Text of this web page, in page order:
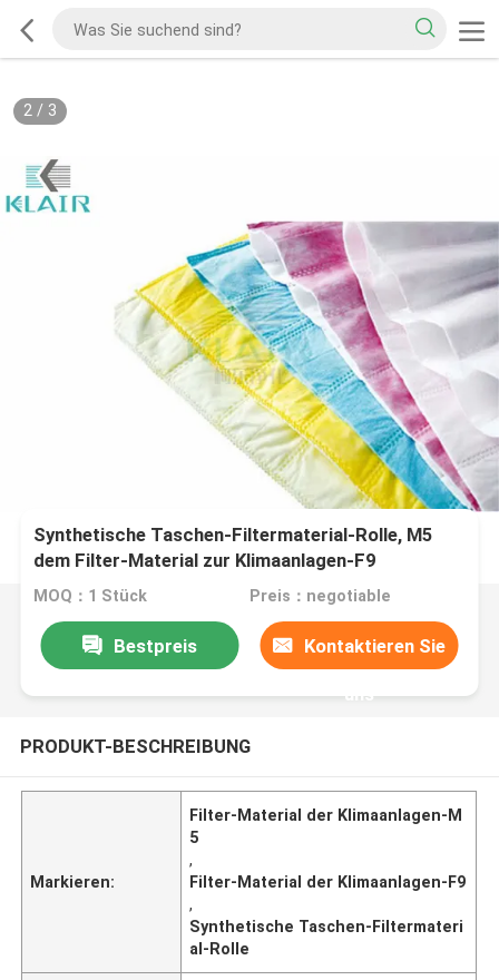
2/ 3
Synthetische Taschen-Filtermaterial-Rolle, M5
dem Filter-Material zur Klimaanlagen-F9
MOQ：1 Stück Preis：negotiable
Bestpreis Kontaktieren Sie
uns
PRODUKT-BESCHREIBUNG
Markieren:
Filter-Material der Klimaanlagen-M
5
,
Filter-Material der Klimaanlagen-F9
,
Synthetische Taschen-Filtermateri
al-Rolle